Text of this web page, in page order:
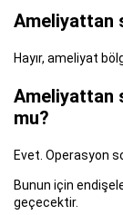
Ameliyattan
Hayır, ameliyat
Ameliyattan
mu?
Evet. Operasyon
Bunun için
geçecektir.